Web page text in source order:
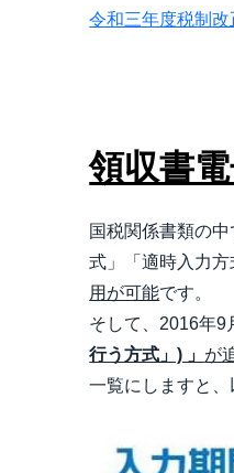
自治体・公共機
令和三年度税制
領収書
国税関係書類の
式」「適時入力
用が可能です。
そして、2016年9
行う方式」) 」 が
一覧にしますと、